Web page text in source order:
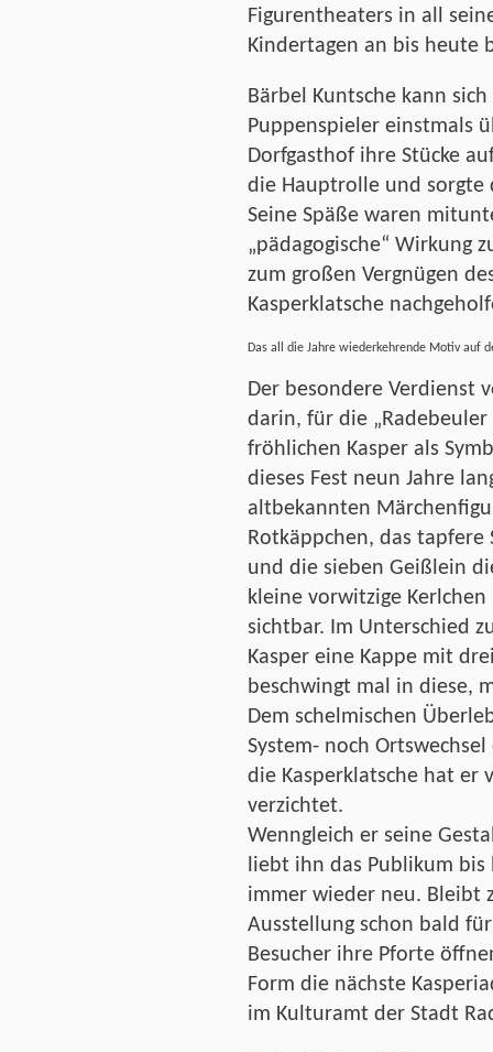
Figurentheaters in all
Kindertagen an bis heute
Bärbel Kuntsche kann
Puppenspieler einstmals
Dorfgasthof ihre Stücke
die Hauptrolle und sorgte
Seine Späße waren
„pädagogische“ Wirkung
zum großen Vergnügen
Kasperklatsche
Das all die Jahre wiederkehrende Motiv auf
Der besondere Verdienst
darin, für die „Radebeuler
fröhlichen Kasper als
dieses Fest neun Jahre
altbekannten
Rotkäppchen, das
und die sieben Geißlein
kleine vorwitzige
sichtbar. Im Unterschied
Kasper eine Kappe mit
beschwingt mal in diese,
Dem schelmischen
System- noch
die Kasperklatsche hat er
verzichtet.
Wenngleich er seine
liebt ihn das Publikum
immer wieder neu. Bleibt
Ausstellung schon bald
Besucher ihre Pforte
Form die nächste
im Kulturamt der Stadt